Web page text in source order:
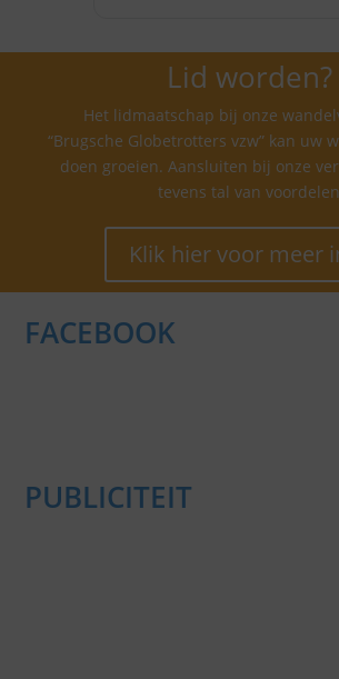
Lid worden?
Het lidmaatschap bij onze
“Brugsche Globetrotters vzw” kan uw
doen groeien. Aansluiten bij onze
tevens tal van voordelen
Klik hier voor meer
FACEBOOK
PUBLICITEIT